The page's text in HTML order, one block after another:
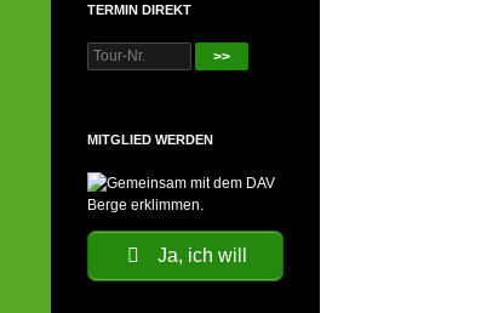
TERMIN DIREKT
>>
MITGLIED WERDEN
Ja, ich will